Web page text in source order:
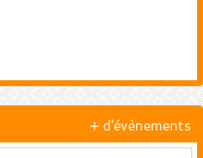
+ d'évènements